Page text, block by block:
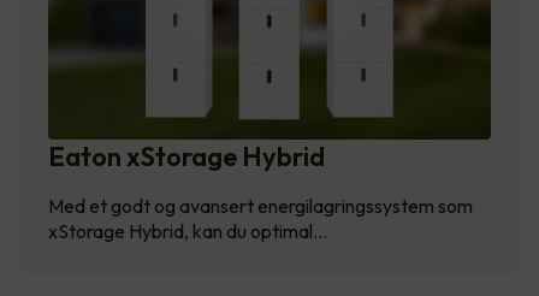
Eaton xStorage Hybrid
Med et godt og avansert energilagringssystem som
xStorage Hybrid, kan du optimal…